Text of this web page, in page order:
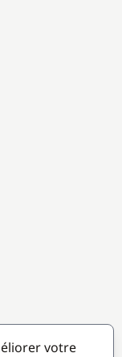
votre